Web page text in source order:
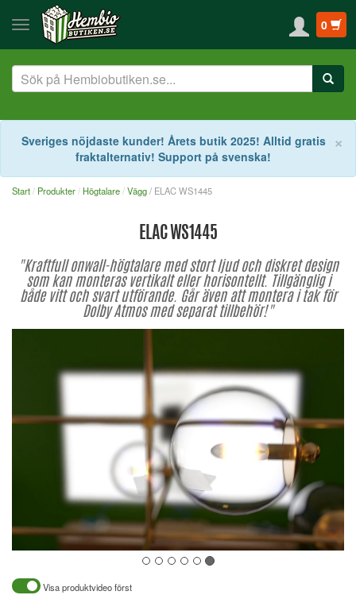
0
×
Sveriges nöjdaste kunder! Årets butik 2025! Alltid gratis
fraktalternativ! Support på svenska!
Start Produkter Högtalare Vägg/ ELAC WS1445
ELAC WS1445
"Kraftfull onwall-högtalare med stort ljud och diskret design
som kan monteras vertikalt eller horisontellt. Tillgänglig i
både vitt och svart utförande. Går även att montera i tak för
Dolby Atmos med separat tillbehör!"
Visa produktvideo först